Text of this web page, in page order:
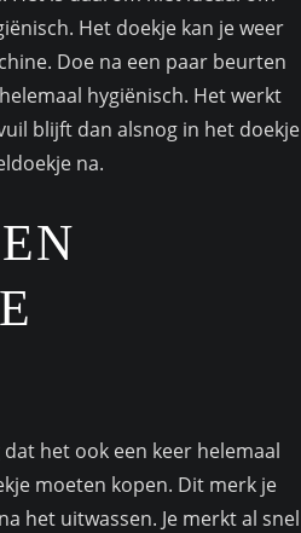
Het doekje kan je weer
Doe na een paar beurten
hygiënisch. Het werkt
blijft dan alsnog in het doekje
na.
het ook een keer helemaal
moeten kopen. Dit merk je
het uitwassen. Je merkt al snel